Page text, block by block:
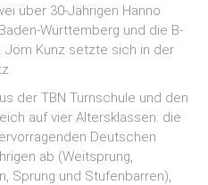
über 30-Jährigen Hanno
Württemberg und die B-
Jörn Kunz setzte sich in der
der TBN Turnschule und den
auf vier Altersklassen: die
Deutschen
ab (Weitsprung,
Sprung und Stufenbarren),